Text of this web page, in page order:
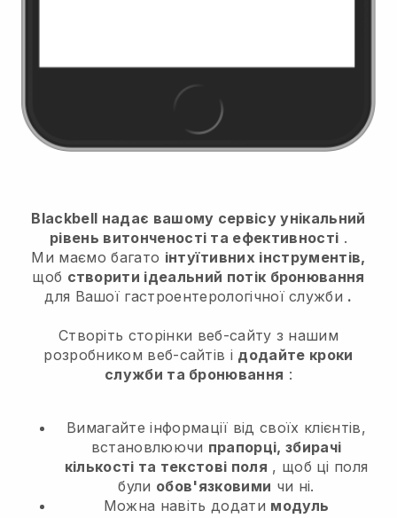
Blackbell надає вашому сервісу унікальний
рівень витонченості та ефективності .
Ми маємо багато інтуїтивних інструментів,
щоб створити ідеальний потік бронювання
для Вашої гастроентерологічної служби .
Створіть сторінки веб-сайту з нашим
розробником веб-сайтів і додайте кроки
служби та бронювання :
Вимагайте інформації від своїх клієнтів,
встановлюючи прапорці, збирачі
кількості та текстові поля , щоб ці поля
були обов'язковими чи ні.
Можна навіть додати модуль